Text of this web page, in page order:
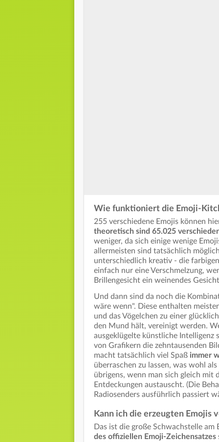
Wie funktioniert die Emoji-
255 verschiedene Emojis können
theoretisch sind 65.025
weniger, da sich einige wenige
allermeisten sind tatsächlich
unterschiedlich kreativ - die
einfach nur eine Verschmelzung,
Brillengesicht ein weinendes
Und dann sind da noch die
wäre wenn". Diese enthalten
und das Vögelchen zu einer
den Mund hält, vereinigt werden.
ausgeklügelte künstliche Intelligenz
von Grafikern die zehntausenden
macht tatsächlich viel Spaß immer
überraschen zu lassen, was wohl
übrigens, wenn man sich gleich mit
Entdeckungen austauscht. (Die
Radiosenders ausführlich passiert
Kann ich die erzeugten Emojis
Das ist die große Schwachstelle
des offiziellen Emoji-Zeichensatzes